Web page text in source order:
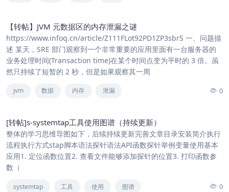
【转帖】JVM 元数据区的内存泄漏之谜
https://www.infoq.cn/article/Z111FLot92PD1ZP3sbrS 一、问题描
述 某天，SRE 部门观察到一个非常重要的应用里面有一台服务器的
业务处理时间(Transaction time)在某个时间点变为平时的 3 倍。虽
然只持续了短暂的 2 秒，但是如果观察其一周
jvm 数据 内存 泄漏 0
[转帖]s-systemtap工具使用图谱（持续更新）
整体的学习思维导图如下，后续持续更新完善文章目录​​安装​​​​简介​​​​执行
流程​​​​执行方式​​​​stap脚本语法​​​​探针语法​​​​API函数​​​​探针举例​​​​变量使用​​​​基本
应用​​​​1. 定位函数位置​​​​2. 查看文件能够添加探针的位置​​​​3. 打印函数参
数（
systemtap 工具 使用 图谱 0